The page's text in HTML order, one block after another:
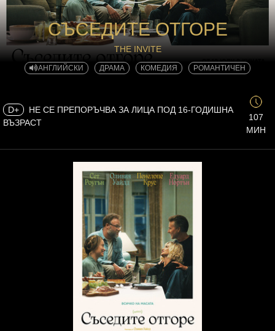
СЪСЕДИТЕ ОТГОРЕ
THE INVITE
АНГЛИЙСКИ ДРАМА КОМЕДИЯ РОМАНТИЧЕН
D+
НЕ СЕ ПРЕПОРЪЧВА ЗА ЛИЦА ПОД 16-ГОДИШНА
ВЪЗРАСТ
107
МИН